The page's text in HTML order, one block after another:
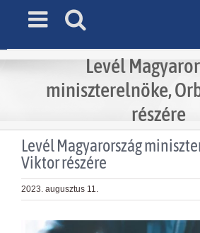
Levél
miniszterelnöke,
részére
Levél Magyarország
Viktor részére
2023. augusztus 11.
View